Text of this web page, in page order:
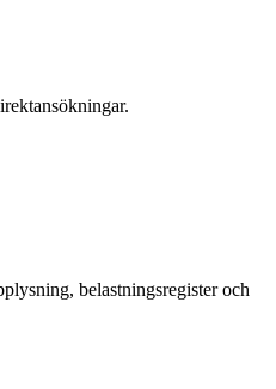
belastningsregister och